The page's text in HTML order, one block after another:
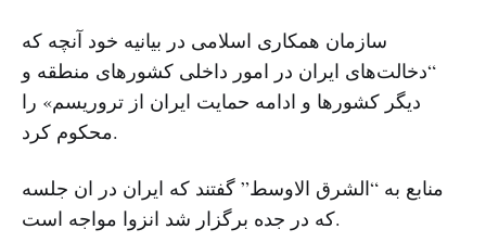
سازمان همکاری اسلامی در بیانیه خود آنچه که
“دخالت‌های ایران در امور داخلی کشورهای منطقه و
دیگر کشور‌ها و ادامه حمایت ایران از تروریسم» را
محکوم کرد.
منابع به “الشرق الاوسط” گفتند که ایران در ان جلسه
که در جده برگزار شد انزوا مواجه است.